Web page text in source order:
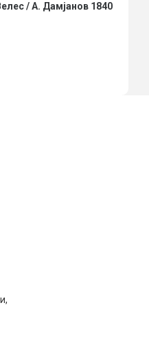
/ А. Дамјанов 1840